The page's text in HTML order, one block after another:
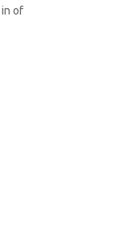
in of